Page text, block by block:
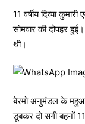
11 वर्षीय दिव्या
सोमवार की दोपहर
थी।
बेरमो अनुमंडल के
डूबकर दो सगी बहनों 11